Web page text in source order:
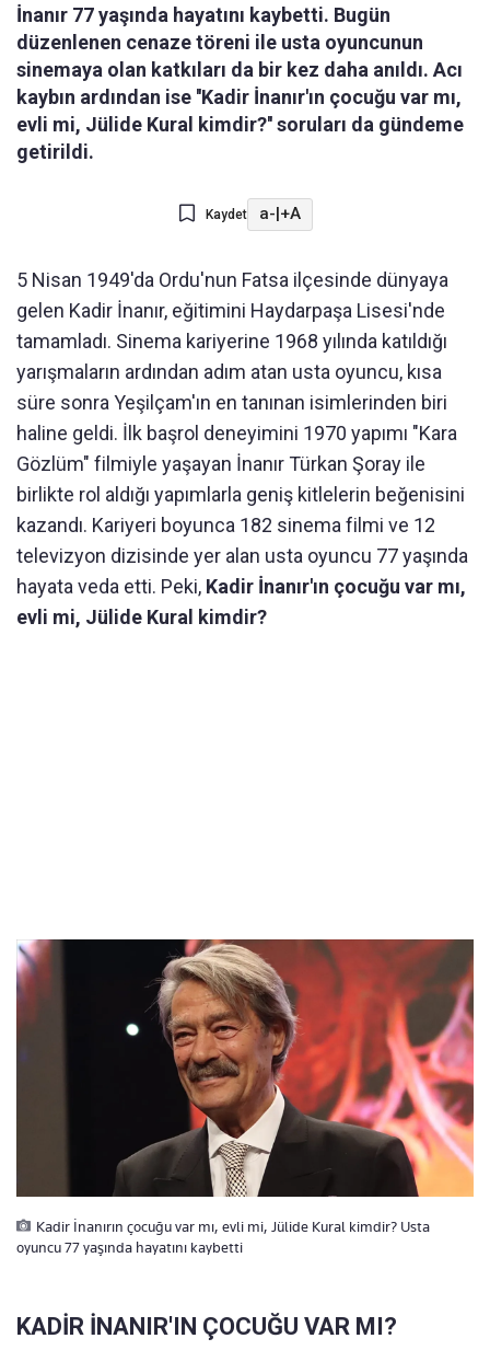
İnanır 77 yaşında hayatını kaybetti. Bugün
düzenlenen cenaze töreni ile usta oyuncunun
sinemaya olan katkıları da bir kez daha anıldı. Acı
kaybın ardından ise ''Kadir İnanır'ın çocuğu var mı,
evli mi, Jülide Kural kimdir?'' soruları da gündeme
getirildi.
Kaydet a-|+A
5 Nisan 1949'da Ordu'nun Fatsa ilçesinde dünyaya
gelen Kadir İnanır, eğitimini Haydarpaşa Lisesi'nde
tamamladı. Sinema kariyerine 1968 yılında katıldığı
yarışmaların ardından adım atan usta oyuncu, kısa
süre sonra Yeşilçam'ın en tanınan isimlerinden biri
haline geldi. İlk başrol deneyimini 1970 yapımı "Kara
Gözlüm" filmiyle yaşayan İnanır Türkan Şoray ile
birlikte rol aldığı yapımlarla geniş kitlelerin beğenisini
kazandı. Kariyeri boyunca 182 sinema filmi ve 12
televizyon dizisinde yer alan usta oyuncu 77 yaşında
hayata veda etti. Peki, Kadir İnanır'ın çocuğu var mı,
evli mi, Jülide Kural kimdir?
Kadir İnanırın çocuğu var mı, evli mi, Jülide Kural kimdir? Usta
oyuncu 77 yaşında hayatını kaybetti
KADİR İNANIR'IN ÇOCUĞU VAR MI?